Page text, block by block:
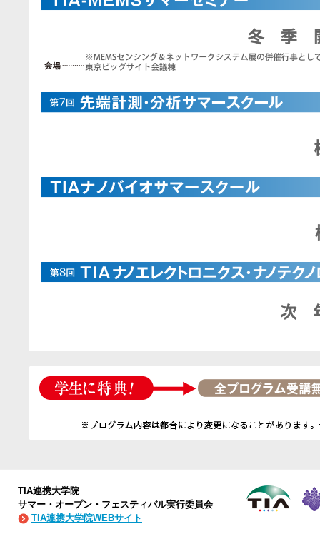
TIA連携大学院
サマー・オープン・フェスティバル実行委員会
TIA連携大学院WEBサイト